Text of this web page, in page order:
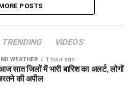
POSTS
TRENDING VIDEOS
WEATHER 1 hour ago
सात जिलों में भारी बारिश का अलर्ट, लोगों
की अपील